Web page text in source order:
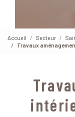
Accueil Secteur
Travaux